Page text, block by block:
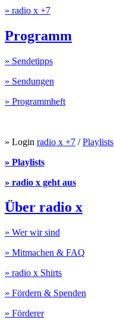
» radio x +7
Programm
» Sendetipps
» Sendungen
» Programmheft
» Login radio x +7 /Playlists
» Playlists
» radio x geht aus
Über radio x
» Wer wir sind
» Mitmachen & FAQ
» radio x Shirts
» Fördern & Spenden
» Förderer